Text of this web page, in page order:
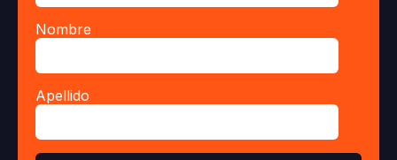
Nombre
Apellido